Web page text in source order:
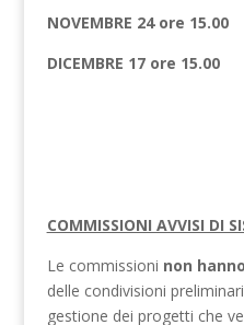
NOVEMBRE 24 ore 15.00
DICEMBRE 17 ore 15.00
COMMISSIONI AVVISI DI
Le commissioni non
delle condivisioni
gestione dei progetti che